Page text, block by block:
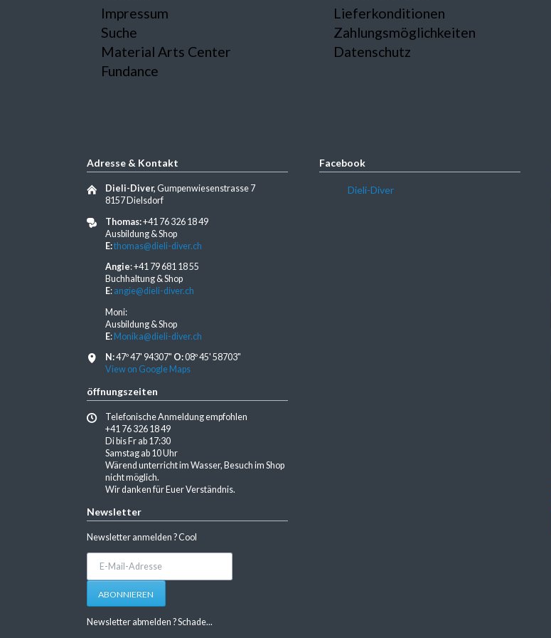
Impressum
Suche
Material Arts Center
Fundance
Lieferkonditionen
Zahlungsmöglichkeiten
Datenschutz
Adresse & Kontakt
Dieli-Diver,Gumpenwiesenstrasse 7
8157 Dielsdorf
Thomas:+41 76 326 18 49
Ausbildung & Shop
E:thomas@dieli-diver.ch
Angie: +41 79 681 18 55
Buchhaltung & Shop
E: angie@dieli-diver.ch
Moni:
Ausbildung & Shop
E: Monika@dieli-diver.ch
N:47º 47' 94307" O:08º 45' 58703"
View on Google Maps
öffnungszeiten
Telefonische Anmeldung empfohlen
+41 76 326 18 49
Di bis Fr ab 17:30
Samstag ab 10 Uhr
Wärend unterricht im Wasser, Besuch im Shop
nicht möglich.
Wir danken für Euer Verständnis.
Newsletter
Newsletter anmelden ? Cool
Adresse
ABONNIEREN
Newsletter abmelden ? Schade...
Facebook
Dieli-Diver